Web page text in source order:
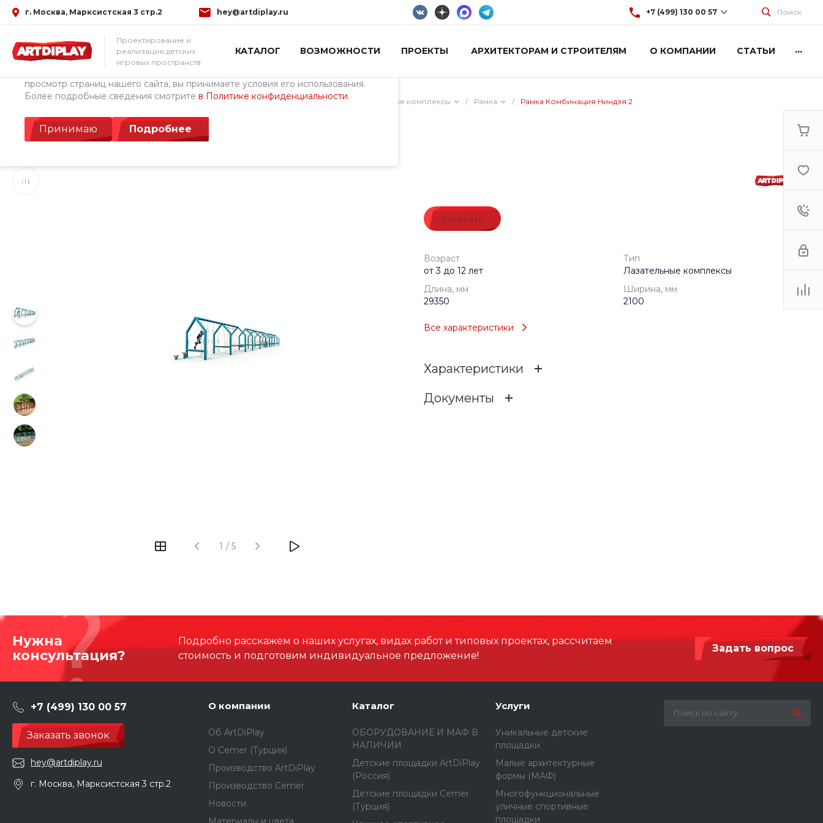
Использование файлов Cookie
Мы используем файлы cookie, разработанные нашими специалистами и
просмотр страниц нашего сайта, вы принимаете условия его использования.
Более подробные сведения смотрите в Политике конфиденциальности.
Принимаю Подробнее
г. Москва, Марксистская 3 стр.2 hey@artdiplay.ru +7 (499) 130 00 57 Поиск
Проектирование и
реализация детских
игровых пространств
КАТАЛОГ ВОЗМОЖНОСТИ ПРОЕКТЫ АРХИТЕКТОРАМ И СТРОИТЕЛЯМ О КОМПАНИИ СТАТЬИ ...
Главная / Каталог товаров / Детские площадки ArtDiPlay (Россия) / Универсальные игровые комплексы / Рамка / Рамка Комбинация Ниндзя 2
Рамка Комбинация Ниндзя 2
1 / 5
Заказать
Возраст
от 3 до 12 лет
Тип
Лазательные комплексы
Длина, мм
29350
Ширина, мм
2100
Все характеристики
Характеристики
Материал
Армированный синтетический канат,
Способ установки
Документы
Нужна
консультация?
Подробно расскажем о наших услугах, видах работ и типовых проектах, рассчитаем
стоимость и подготовим индивидуальное предложение!
Задать вопрос
+7 (499) 130 00 57
Заказать звонок
hey@artdiplay.ru
г. Москва, Марксистская 3 стр.2
О компании
Об ArtDiPlay
О Сemer (Турция)
Производство ArtDiPlay
Производство Cemer
Новости
Каталог
ОБОРУДОВАНИЕ И МАФ В
НАЛИЧИИ
Детские площадки ArtDiPlay
(Россия)
Детские площадки Cemer
(Турция)
Услуги
Уникальные детские
площадки
Малые архитектурные
формы (МАФ)
Многофункциональные
уличные спортивные
площадки